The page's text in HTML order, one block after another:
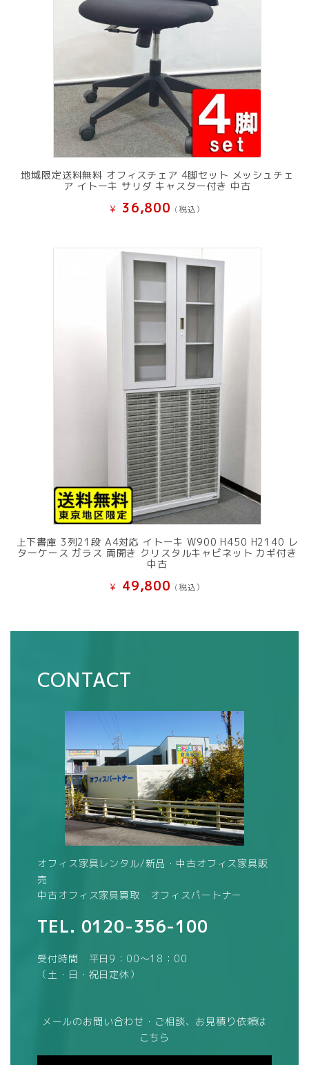
地域限定送料無料 オフィスチェア 4脚セット メッシュチェ
ア イトーキ サリダ キャスター付き 中古
¥ 36,800 (税込）
上下書庫 3列21段 A4対応 イトーキ W900 H450 H2140 レ
ターケース ガラス 両開き クリスタルキャビネット カギ付き
中古
¥ 49,800 (税込）
CONTACT
オフィス家具レンタル/新品・中古オフィス家具販
売
中古オフィス家具買取 オフィスパートナー
TEL. 0120-356-100
受付時間 平日9：00～18：00
（土・日・祝日定休）
メールのお問い合わせ・ご相談、お見積り依頼は
こちら